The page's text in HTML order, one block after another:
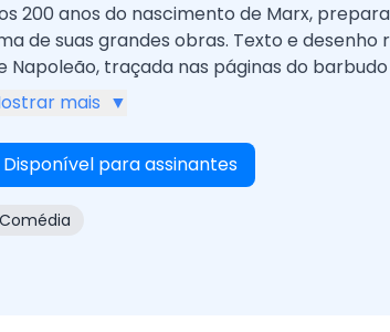
200 anos do nascimento de Marx,
de suas grandes obras. Texto e
Napoleão, traçada nas páginas do
algumas temáticas sociais e políticas
mais ▼
Disponível para assinantes
Comédia